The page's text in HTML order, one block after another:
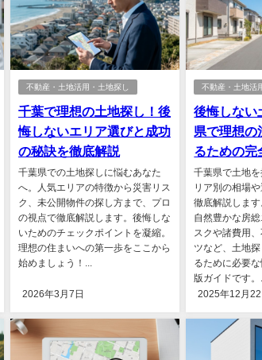
不動産・土地活用・土地探し
千葉で理想の土地探し！後
悔しないエリア選びと成功
の秘訣を徹底解説
千葉県での土地探しに悩むあなた
へ。人気エリアの特徴から災害リス
ク、未公開物件の探し方まで、プロ
の視点で徹底解説します。後悔しな
いためのチェックポイントを凝縮。
理想の住まいへの第一歩をここから
始めましょう！...
2026年3月7日
不動産・土地活
後悔しない
県で理想の
るための完
千葉県で土地
リア別の相場
徹底解説しま
自然豊かな房
スクや諸費用
ツなど、土地
るために必要
版ガイドです。
2025年12月22